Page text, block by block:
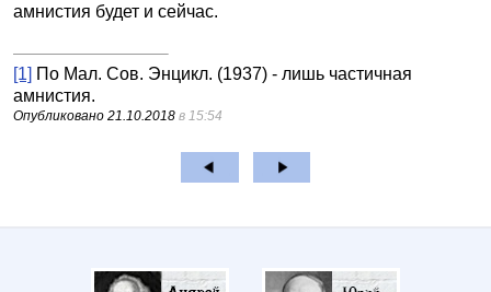
амнистия будет и сейчас.
[1] По Мал. Сов. Энцикл. (1937) - лишь частичная
амнистия.
Опубликовано 21.10.2018 в 15:54